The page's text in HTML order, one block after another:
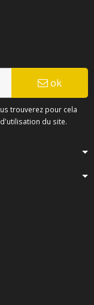
ok
trouverez pour cela
du site.